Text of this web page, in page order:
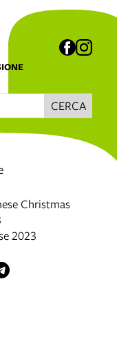
CERCA
Christmas
2023